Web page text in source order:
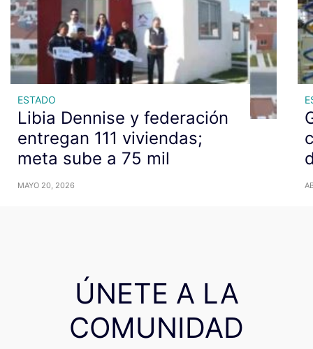
ESTADO
Libia Dennise y federación
entregan 111 viviendas;
meta sube a 75 mil
MAYO 20, 2026
ÚNETE A LA
COMUNIDAD